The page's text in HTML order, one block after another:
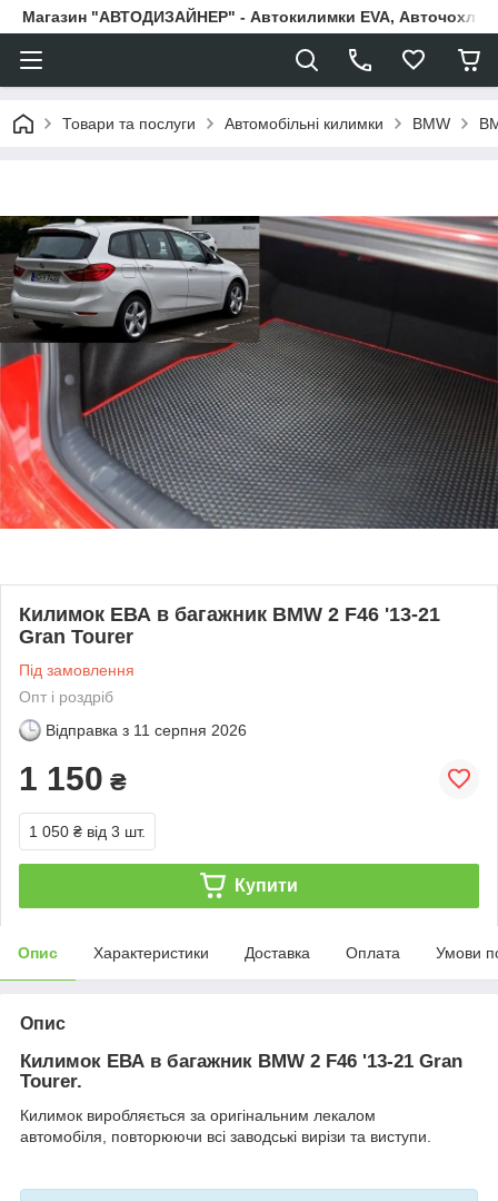
Магазин "АВТОДИЗАЙНЕР" - Автокилимки EVA, Авточохли,
Товари та послуги Автомобільні килимки BMW
Килимок ЕВА в багажник BMW 2 F46 '13-21
Gran Tourer
Під замовлення
Опт і роздріб
Відправка з 11 серпня 2026
1 150 ₴
1 050 ₴ від 3 шт.
Купити
Опис Характеристики Доставка Оплата Умови
Опис
Килимок ЕВА в багажник BMW 2 F46 '13-21 Gran
Tourer.
Килимок виробляється за оригінальним лекалом
автомобіля, повторюючи всі заводські вирізи та виступи.